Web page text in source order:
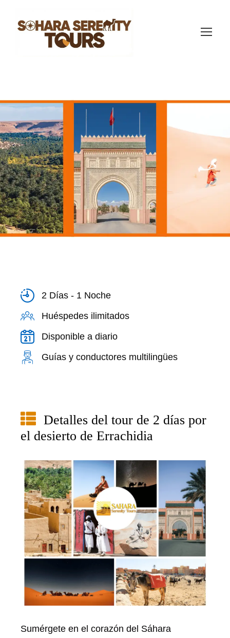
Tour de 2 días por el
desierto de
Errachidia
(387 Reviews)
2 Días - 1 Noche
Huéspedes ilimitados
Disponible a diario
Guías y conductores multilingües
Detalles del tour de 2 días por
el desierto de Errachidia
Sumérgete en el corazón del Sáhara